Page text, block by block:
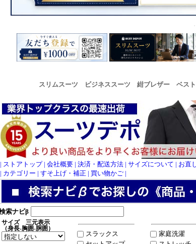
スリムスーツ ビジネススーツ 紺ブレザー ベ
| ストアトップ | 会社概要 | 決済・配送方法 | サイズについて | お直
| カテゴリー | すそ上げ・補正 | 買い物かご |